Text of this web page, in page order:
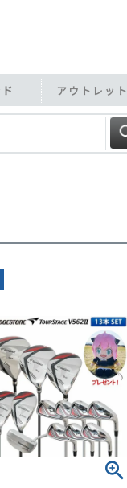
アウトレット